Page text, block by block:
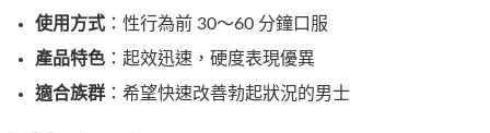
使用方式 ：性行為前 30～60 分鐘口服
產品特色 ：起效迅速，硬度表現優異
適合族群 ：希望快速改善勃起狀況的男士